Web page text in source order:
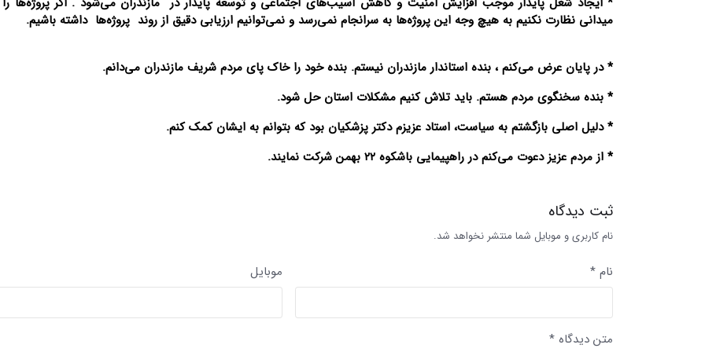
میدانی نظارت نکنیم به هیچ وجه این پروژه‌ها به سرانجام نمی‌رسد و نمی‌توانیم ارزیابی دقیق از روند پروژه‌ها داشته باشیم.
* در پایان عرض می‌کنم ، بنده استاندار مازندران نیستم. بنده خود را خاک پای مردم شریف مازندران می‌دانم.
* بنده سخنگوی مردم هستم. باید تلاش کنیم مشکلات استان حل شود.
* دلیل اصلی بازگشتم به سیاست، استاد عزیزم دکتر پزشکیان بود که بتوانم به ایشان کمک کنم.
* از مردم عزیز دعوت می‌کنم در راهپیمایی باشکوه ۲۲ بهمن شرکت نمایند.
ثبت دیدگاه
نام کاربری و موبایل شما منتشر نخواهد شد.
نام * موبایل
متن دیدگاه *